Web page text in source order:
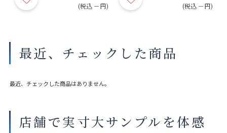
(税込 －円) (税込 －円)
最近、チェックした商品
最近、チェックした商品はありません。
店舗で実寸大サンプルを体感